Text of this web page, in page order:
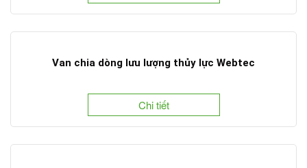
Van chia dòng lưu lượng thủy lực Webtec
Chi tiết